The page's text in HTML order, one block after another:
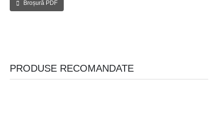
Broșură PDF
PRODUSE RECOMANDATE